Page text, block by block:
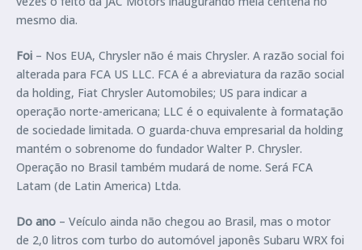
mesmo dia.
Foi – Nos EUA, Chrysler não é mais Chrysler. A razão social foi
alterada para FCA US LLC. FCA é a abreviatura da razão social
da holding, Fiat Chrysler Automobiles; US para indicar a
operação norte-americana; LLC é o equivalente à formatação
de sociedade limitada. O guarda-chuva empresarial da holding
mantém o sobrenome do fundador Walter P. Chrysler.
Operação no Brasil também mudará de nome. Será FCA
Latam (de Latin America) Ltda.
Do ano – Veículo ainda não chegou ao Brasil, mas o motor
de 2,0 litros com turbo do automóvel japonês Subaru WRX foi